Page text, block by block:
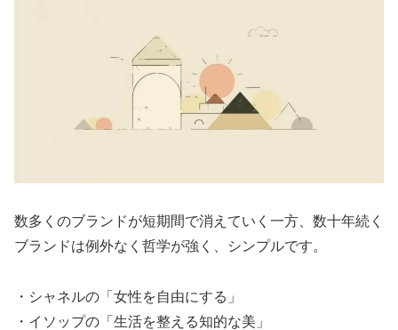
数多くのブランドが短期間で消えていく一方、数十年続く
ブランドは例外なく哲学が強く、シンプルです。
・シャネルの「女性を自由にする」
・イソップの「生活を整える知的な美」